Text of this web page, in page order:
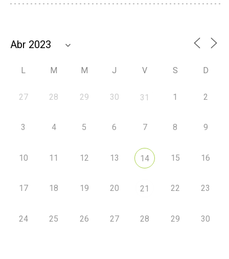
L M M J V S D
27 28 29 30 31 1 2
3 4 5 6 7 8 9
10 11 12 13 14 15 16
17 18 19 20 21 22 23
24 25 26 27 28 29 30